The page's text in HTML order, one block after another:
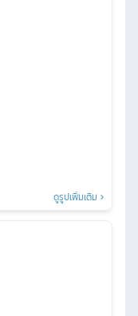
ดูรูปเพิ่มเติม